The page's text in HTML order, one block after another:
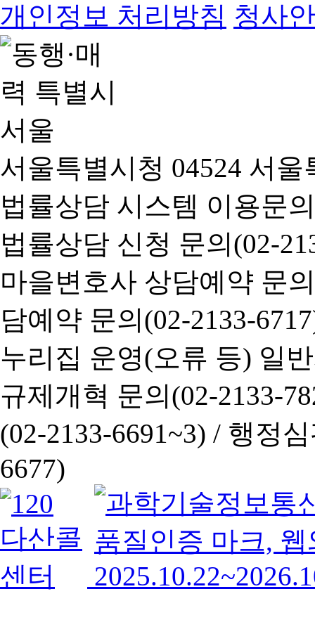
개인정보 처리방침 청사
서울특별시청 04524 서
법률상담 시스템 이용문
법률상담 신청 문의(02-
마을변호사 상담예약 문
담예약 문의(02-2133-
누리집 운영(오류 등) 일
규제개혁 문의(02-2133-
(02-2133-6691~3) / 행정심
6677)